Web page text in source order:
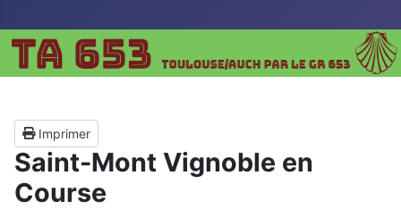
Imprimer
Saint-Mont Vignoble en
Course